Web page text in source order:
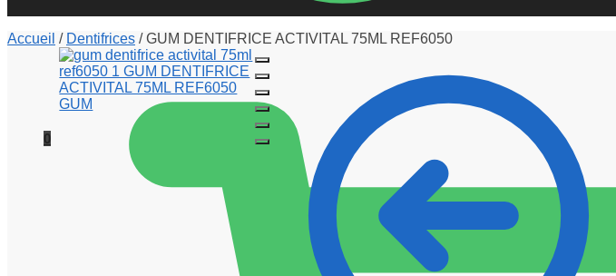
0
Accueil / Dentifrices /GUM DENTIFRICE ACTIVITAL 75ML REF6050